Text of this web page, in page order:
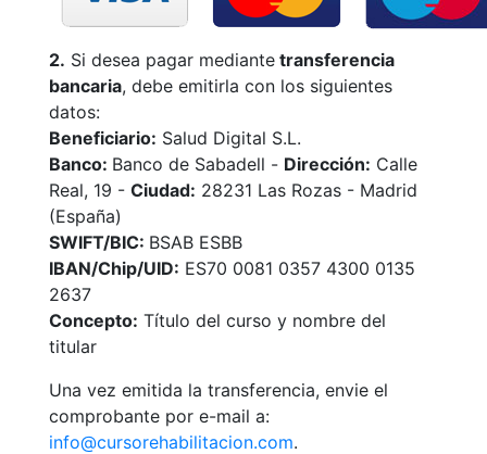
2. Si desea pagar mediante transferencia
bancaria, debe emitirla con los siguientes
datos:
Beneficiario: Salud Digital S.L.
Banco: Banco de Sabadell - Dirección: Calle
Real, 19 - Ciudad: 28231 Las Rozas - Madrid
(España)
SWIFT/BIC: BSAB ESBB
IBAN/Chip/UID: ES70 0081 0357 4300 0135
2637
Concepto: Título del curso y nombre del
titular
Una vez emitida la transferencia, envie el
comprobante por e-mail a:
info@cursorehabilitacion.com.